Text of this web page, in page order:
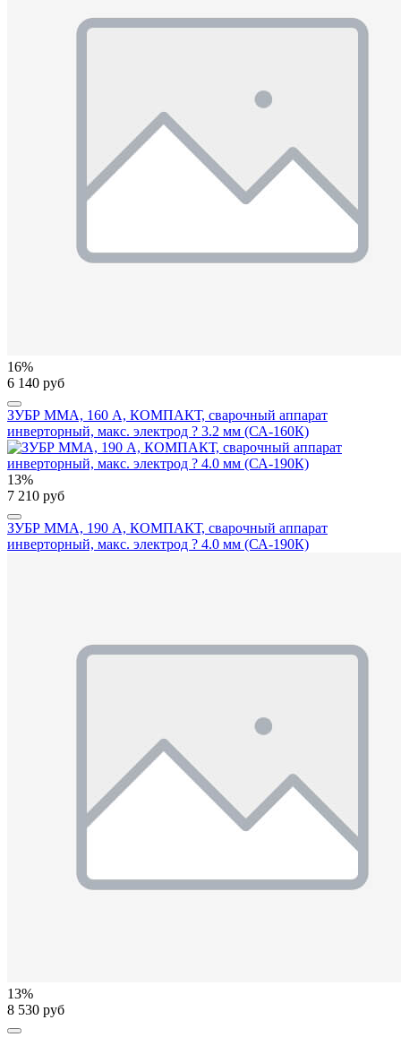
16%
6 140 руб
ЗУБР ММА, 160 А, КОМПАКТ, сварочный аппарат
инверторный, макс. электрод ? 3.2 мм (СА-160К)
13%
7 210 руб
ЗУБР ММА, 190 А, КОМПАКТ, сварочный аппарат
инверторный, макс. электрод ? 4.0 мм (СА-190К)
13%
8 530 руб